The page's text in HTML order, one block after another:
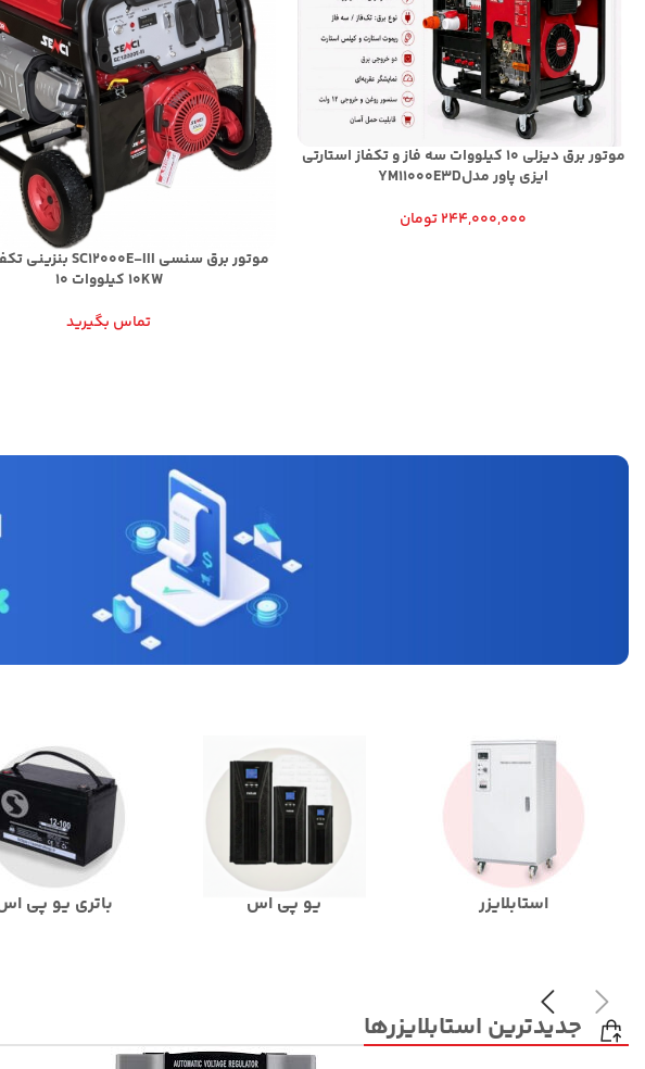
موتور برق دیزلی 10 کیلووات سه فاز و تکفاز استارتی
ایزی پاور مدلYM11000E3D
244,000,000تومان
10KW کیلووات 10
تماس بگیرید
استابلایزر یو پی اس باتری یو پی
جدیدترین استابلایزرها